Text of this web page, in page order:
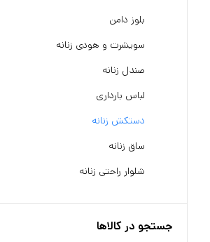
بلوز دامن
سویشرت و هودی زنانه
صندل زنانه
لباس بارداری
دستکش زنانه
ساق زنانه
شلوار راحتی زنانه
جستجو در کالاها